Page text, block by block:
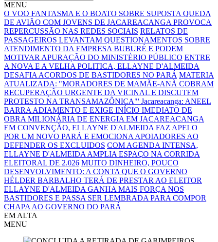
MENU
O VOO FANTASMA E O BOATO SOBRE SUPOSTA QUEDA
DE AVIÃO COM JOVENS DE JACAREACANGA PROVOCA
REPERCUSSÃO NAS REDES SOCIAIS RELATOS DE
PASSAGEIROS LEVANTAM QUESTIONAMENTOS SOBRE
ATENDIMENTO DA EMPRESA BUBURÉ E PODEM
MOTIVAR APURAÇÃO DO MINISTÉRIO PÚBLICO ENTRE
A NOVA E A VELHA POLITICA, ELLAYNE D'ALMEIDA
DESAFIA ACORDOS DE BASTIDORES NO PARÁ MATERIA
ATUALIZADA: "MORADORES DE MAMÃE-ANÃ COBRAM
RECUPERAÇÃO URGENTE DA VICINAL E DISCUTEM
PROTESTO NA TRANSAMAZÔNICA"' Jacareacanga: ANEEL
BARRA ADIAMENTO E EXIGE INÍCIO IMEDIATO DE
OBRA MILIONÁRIA DE ENERGIA EM JACAREACANGA
EM CONVENÇÃO, ELLAYNE D'ALMEIDA FAZ APELO
POR UM NOVO PARÁ E EMOCIONA APOIADORES AO
DEFENDER OS EXCLUIDOS COM AGENDA INTENSA,
ELLAYNE D'ALMEIDA AMPLIA ESPAÇO NA CORRIDA
ELEITORAL DE 2.026 MUITO DINHEIRO, POUCO
DESENVOLVIMENTO: A CONTA QUE O GOVERNO
HÉLDER BARBALHO TERÁ DE PRESTAR AO ELEITOR
ELLAYNE D'ALMEIDA GANHA MAIS FORÇA NOS
BASTIDORES E PASSA SER LEMBRADA PARA COMPOR
CHAPA AO GOVERNO DO PARÁ
EM ALTA
MENU